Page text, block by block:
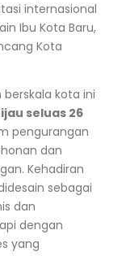
internasional
Ibu Kota Baru,
Kota
berskala kota ini
seluas 26
pengurangan
dan
Kehadiran
sebagai
dan
dengan
yang